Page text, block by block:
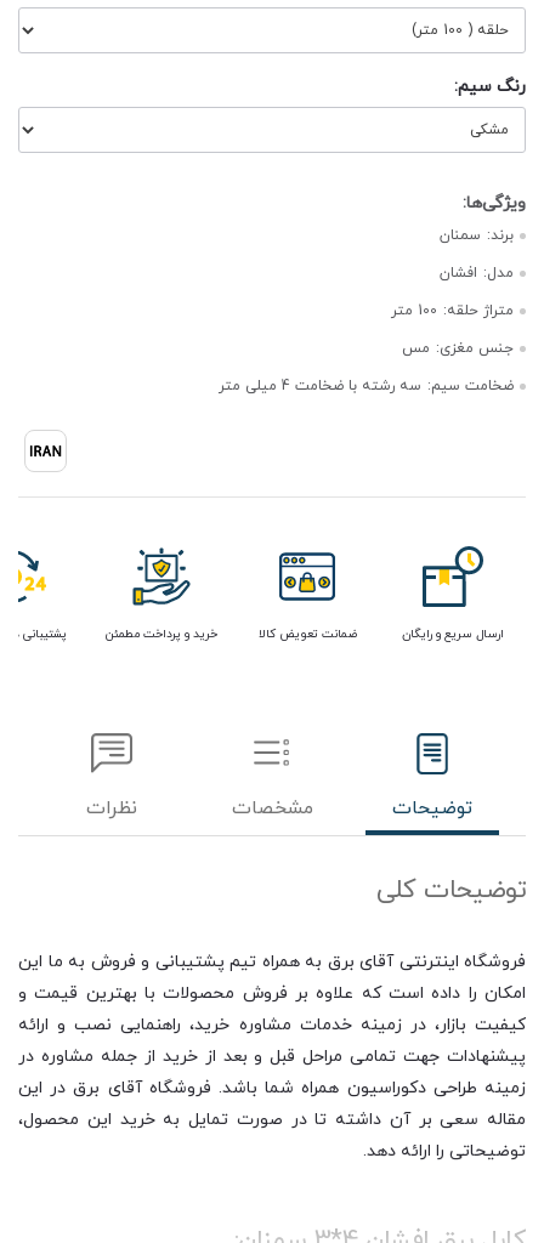
رنگ سیم:
برند: سمنان
مدل: افشان
متراژ حلقه: 100 متر
جنس مغزی: مس
ضخامت سیم: سه رشته با ضخامت 4 میلی متر
ارسال سریع و رایگان ضمانت تعویض کالا خرید و پرداخت مطمئن پشتیبانی
توضیحات مشخصات نظرات
توضیحات کلی
فروشگاه اینترنتی آقای برق به همراه تیم پشتیبانی و فروش به ما این
امکان را داده است که علاوه بر فروش محصولات با بهترین قیمت و
کیفیت بازار، در زمینه خدمات مشاوره خرید، راهنمایی نصب و ارائه
پیشنهادات جهت تمامی مراحل قبل و بعد از خرید از جمله مشاوره در
زمینه طراحی دکوراسیون همراه شما باشد. فروشگاه آقای برق در این
مقاله سعی بر آن داشته تا در صورت تمایل به خرید این محصول،
توضیحاتی را ارائه دهد.